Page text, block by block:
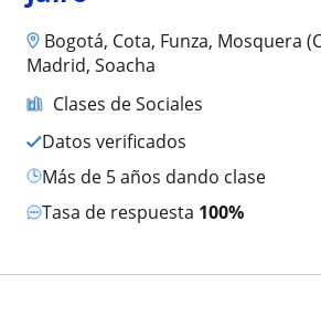
Bogotá, Cota, Funza, Mosquera
Madrid, Soacha
Clases de Sociales
Datos verificados
más de 5 años dando clase
Tasa de respuesta 100%